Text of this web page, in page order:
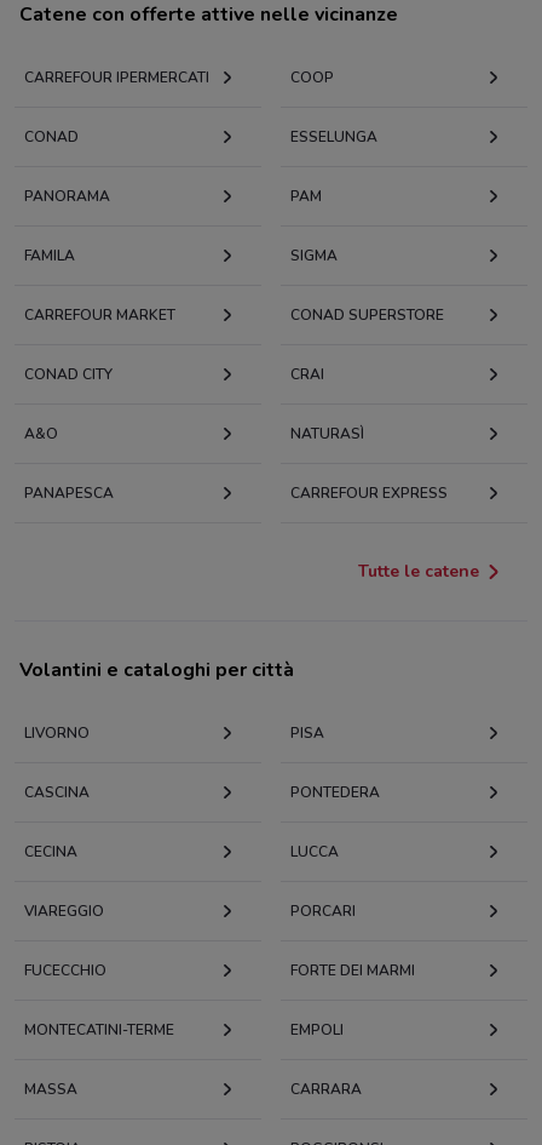
Catene con offerte attive nelle vicinanze
CARREFOUR IPERMERCATI COOP
CONAD ESSELUNGA
PANORAMA PAM
FAMILA SIGMA
CARREFOUR MARKET CONAD SUPERSTORE
CONAD CITY CRAI
A&O NATURASÌ
PANAPESCA CARREFOUR EXPRESS
Tutte le catene
Volantini e cataloghi per città
LIVORNO PISA
CASCINA PONTEDERA
CECINA LUCCA
VIAREGGIO PORCARI
FUCECCHIO FORTE DEI MARMI
MONTECATINI-TERME EMPOLI
MASSA CARRARA